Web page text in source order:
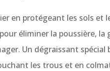
en protégeant les sols et
éliminer la poussière,
Un dégraissant
les trous et en